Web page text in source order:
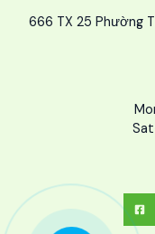
666 TX 25 Phường